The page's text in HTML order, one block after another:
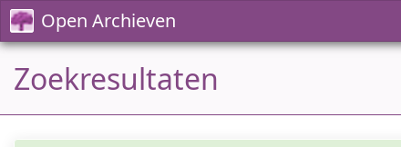
Open Archieven
Zoekresultaten